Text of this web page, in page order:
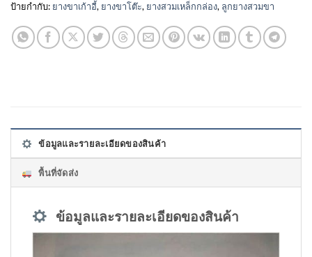
ป้ายกำกับ: ยางขาเก้าอี้, ยางขาโต๊ะ, ยางสวมเหล็กกล่อง, ลูกยางสวมขา
ข้อมูลและรายละเอียดของสินค้า
พื้นที่จัดส่ง
ข้อมูลและรายละเอียดของสินค้า